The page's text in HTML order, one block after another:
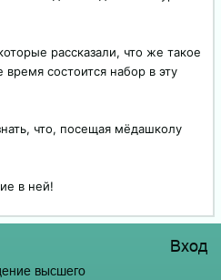
рассказали, что же такое
состоится набор в эту
что, посещая мёдашколу
в ней!
высшего
Вход